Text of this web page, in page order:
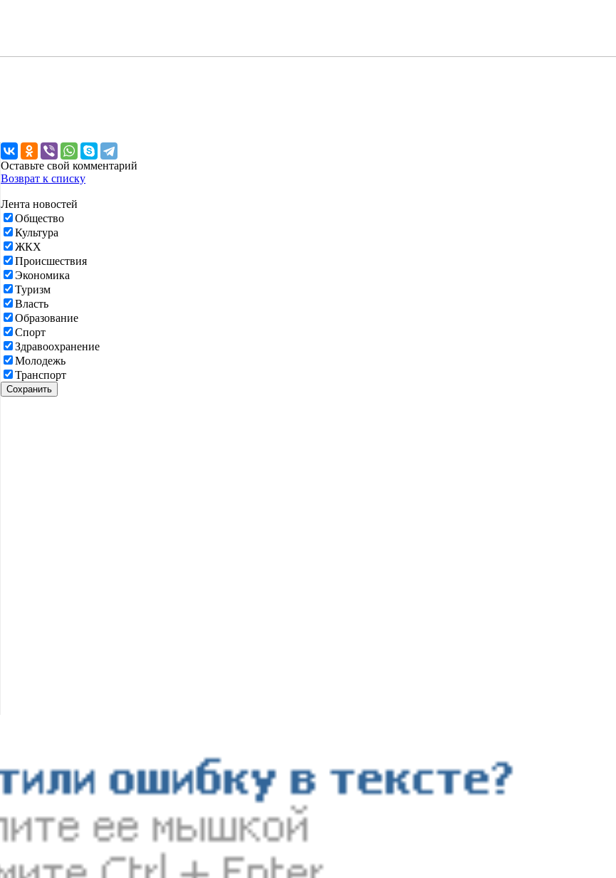
Оставьте свой комментарий
Возврат к списку
Лента новостей
Общество
Культура
ЖКХ
Происшествия
Экономика
Туризм
Власть
Образование
Спорт
Здравоохранение
Молодежь
Транспорт
Сохранить